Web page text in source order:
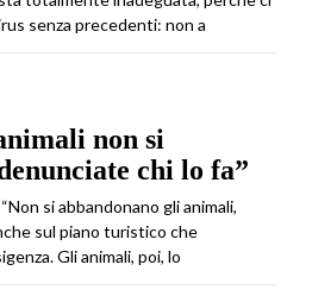
senza precedenti: non a
non si
chi lo fa”
si abbandonano gli animali,
sul piano turistico che
Gli animali, poi, lo